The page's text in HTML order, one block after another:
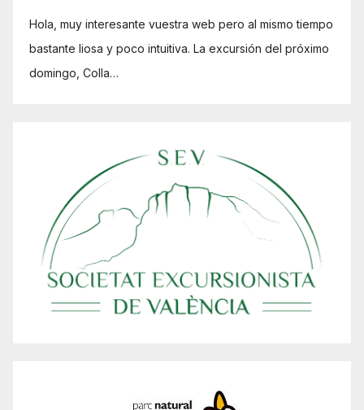
Hola, muy interesante vuestra web pero al mismo tiempo
bastante liosa y poco intuitiva. La excursión del próximo
domingo, Colla…